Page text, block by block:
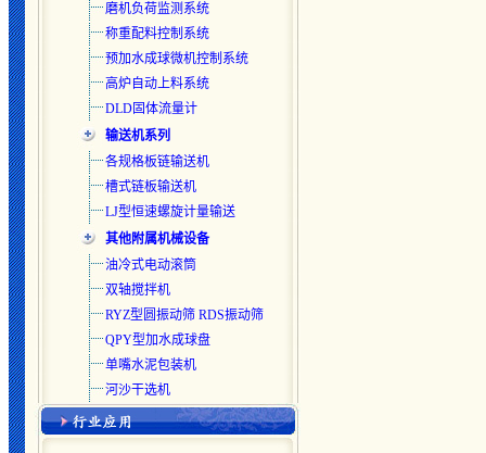
磨机负荷监测系统
称重配料控制系统
预加水成球微机控制系统
高炉自动上料系统
DLD固体流量计
输送机系列
各规格板链输送机
槽式链板输送机
LJ型恒速螺旋计量输送
其他附属机械设备
油冷式电动滚筒
双轴搅拌机
RYZ型圆振动筛 RDS振动筛
QPY型加水成球盘
单嘴水泥包装机
河沙干选机